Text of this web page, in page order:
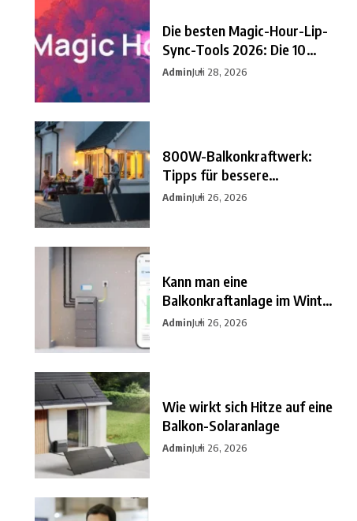
Die besten Magic-Hour-Lip-
Sync-Tools 2026: Die 10
besten
AdminJuli 28, 2026
800W-Balkonkraftwerk:
Tipps für bessere
Einsparungen
AdminJuli 26, 2026
Kann man eine
Balkonkraftanlage im Winter
nutzen?
AdminJuli 26, 2026
Wie wirkt sich Hitze auf eine
Balkon-Solaranlage
AdminJuli 26, 2026